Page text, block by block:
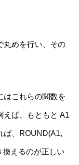
丸めを行い、その
はこれらの関数を
えば、もともと A1
ば、ROUND(A1,
換えるのが正しい